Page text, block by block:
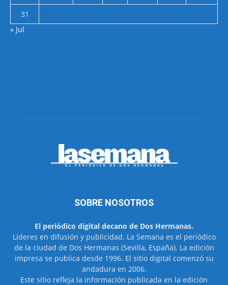
31
« Jul
SOBRE NOSOTROS
El periódico digital decano de Dos Hermanas.
Líderes en difusión y publicidad. La Semana es el periódico
de la ciudad de Dos Hermanas (Sevilla, España). La edición
impresa se publica desde 1996. El sitio digital comenzó su
andadura en 2006.
Este sitio refleja la información publicada en la edición